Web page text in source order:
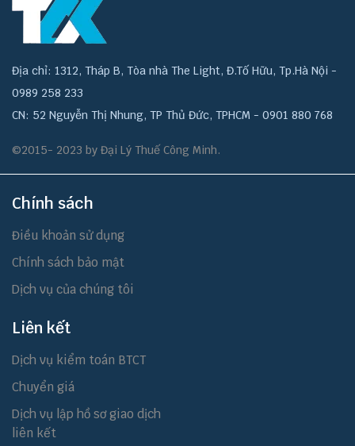
Địa chỉ: 1312, Tháp B, Tòa nhà The Light, Đ.Tố Hữu, Tp.Hà Nội -
0989 258 233
CN: 52 Nguyễn Thị Nhung, TP Thủ Đức, TPHCM - 0901 880 768
©2015- 2023 by Đại Lý Thuế Công Minh.
Chính sách
Điều khoản sử dụng
Chính sách bảo mật
Dịch vụ của chúng tôi
Liên kết
Dịch vụ kiểm toán BTCT
Chuyển giá
Dịch vụ lập hồ sơ giao dịch
liên kết